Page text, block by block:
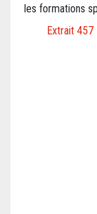
les formations
Extrait